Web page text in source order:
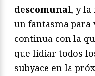
descomunal, y la
un fantasma para
continua con la
que lidiar todos
subyace en la